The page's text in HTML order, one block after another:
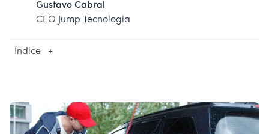
Gustavo Cabral
CEO Jump Tecnologia
Índice +